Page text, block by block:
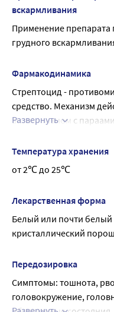
транспортными
механизмами, работе
вскармливания
Применение препарата
грудного
Фармакодинамика
Стрептоцид -
средство. Механизм
антагонизмом с
нарушению синтеза
тетрагидрофолиевой
нарушению синтеза
грамположительных и
микроорганизмов:
cholerae, Clostridium
spp., Actinomyces
Развернуть
Температура хранения
от 2℃ до 25℃
Лекарственная форма
Белый или почти
кристаллический
Передозировка
Симптомы: тошнота,
головокружение,